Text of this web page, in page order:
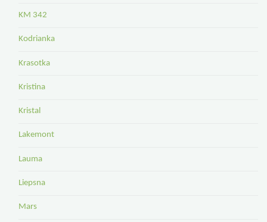
KM 342
Kodrianka
Krasotka
Kristina
Kristal
Lakemont
Lauma
Liepsna
Mars